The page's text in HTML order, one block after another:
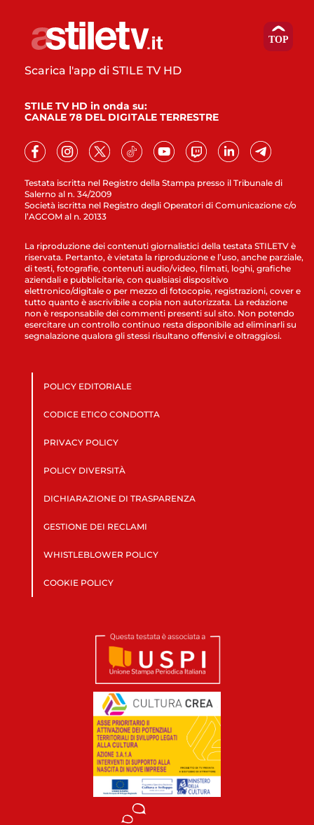
Testata iscritta nel Registro della Stampa presso il Tribunale di
Salerno al n. 34/2009
Società iscritta nel Registro degli Operatori di Comunicazione c/o
l’AGCOM al n. 20133
Scarica l'app di STILE TV HD
STILE TV HD in onda su:
CANALE 78 DEL DIGITALE TERRESTRE
La riproduzione dei contenuti giornalistici della testata STILETV è
riservata. Pertanto, è vietata la riproduzione e l’uso, anche parziale,
di testi, fotografie, contenuti audio/video, filmati, loghi, grafiche
aziendali e pubblicitarie, con qualsiasi dispositivo
elettronico/digitale o per mezzo di fotocopie, registrazioni, cover e
tutto quanto è ascrivibile a copia non autorizzata. La redazione
non è responsabile dei commenti presenti sul sito. Non potendo
esercitare un controllo continuo resta disponibile ad eliminarli su
segnalazione qualora gli stessi risultano offensivi e oltraggiosi.
POLICY EDITORIALE
CODICE ETICO CONDOTTA
PRIVACY POLICY
POLICY DIVERSITÀ
DICHIARAZIONE DI TRASPARENZA
GESTIONE DEI RECLAMI
WHISTLEBLOWER POLICY
COOKIE POLICY